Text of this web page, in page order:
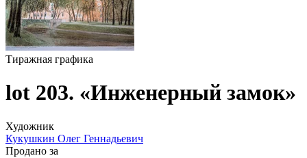
Тиражная графика
lot 203. «Инженерный замок»
Художник
Кукушкин Олег Геннадьевич
Продано за